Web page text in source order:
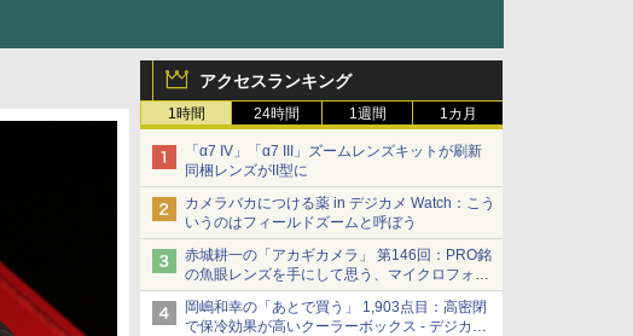
アクセスランキング
1時間 24時間 1週間 1カ月
「α7 IV」「α7 III」ズームレンズキットが刷新
同梱レンズがII型に
カメラバカにつける薬 in デジカメ Watch：こう
いうのはフィールドズームと呼ぼう
赤城耕一の「アカギカメラ」 第146回：PRO銘
の魚眼レンズを手にして思う、マイクロフォー
サーズへの期待と可能性
岡嶋和幸の「あとで買う」 1,903点目：高密閉
で保冷効果が高いクーラーボックス - デジカメ